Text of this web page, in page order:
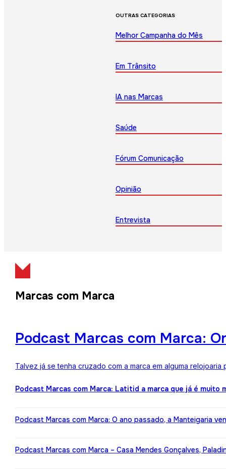
OUTRAS CATEGORIAS
Melhor Campanha do Mês
Em Trânsito
IA nas Marcas
Saúde
Fórum Comunicação
Opinião
Entrevista
Marcas com Marca
Podcast Marcas com Marca:
Talvez já se tenha cruzado com a marca em alguma
Podcast Marcas com Marca: Latitid a marca que já é muito
Podcast Marcas com Marca: O ano passado, a Manteigaria
Podcast Marcas com Marca – Casa Mendes Gonçalves,